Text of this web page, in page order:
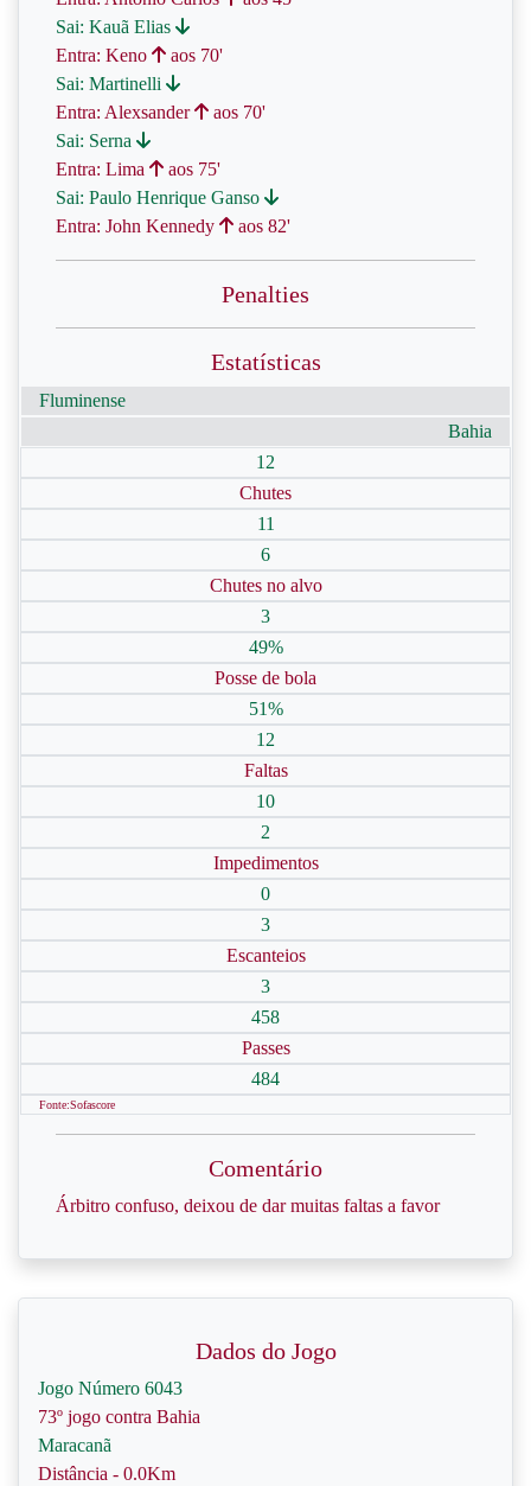
Sai: Kauã Elias
Entra: Keno
aos 70'
Sai: Martinelli
Entra: Alexsander
aos 70'
Sai: Serna
Entra: Lima
aos 75'
Sai: Paulo Henrique Ganso
Entra: John Kennedy
aos 82'
Penalties
Estatísticas
Fluminense
Bahia
12
Chutes
11
6
Chutes no alvo
3
49%
Posse de bola
51%
12
Faltas
10
2
Impedimentos
0
3
Escanteios
3
458
Passes
484
Fonte:Sofascore
Comentário
Árbitro confuso, deixou de dar muitas faltas a favor
Dados do Jogo
Jogo Número 6043
73º jogo contra Bahia
Maracanã
Distância - 0.0Km